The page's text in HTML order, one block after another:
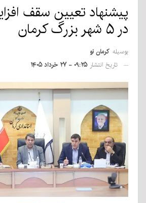
پیشنهاد تعیین سقف
در ۵ شهر بزرگ کرمان
بوسیله کرمان نو
تاریخ انتشار ۰۹:۲۵ - ۲۷ خرداد ۱۴۰۵